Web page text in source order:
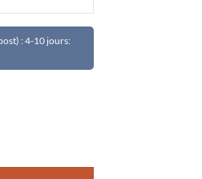
: 4-10 jours: